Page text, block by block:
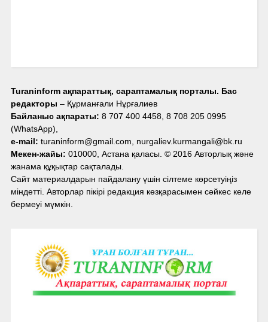
Turaninform ақпараттық, сараптамалық порталы. Бас
редакторы – Құрманғали Нұрғалиев
Байланыс ақпараты: 8 707 400 4458, 8 708 205 0995
(WhatsApp),
e-mail: turaninform@gmail.com, nurgaliev.kurmangali@bk.ru
Мекен-жайы: 010000, Астана қаласы. © 2016 Авторлық және
жанама құқықтар сақталады.
Сайт материалдарын пайдалану үшін сілтеме көрсетуіңіз
міндетті. Авторлар пікірі редакция көзқарасымен сәйкес келе
бермеуі мүмкін.